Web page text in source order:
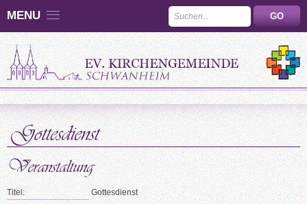
MENU
Titel: Gottesdienst